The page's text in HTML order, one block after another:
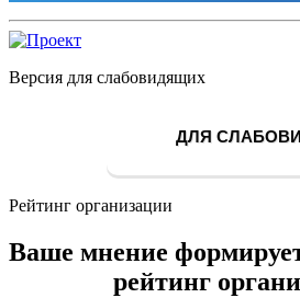
Версия для слабовидящих
ДЛЯ
Рейтинг организации
Ваше мнение
рейтинг